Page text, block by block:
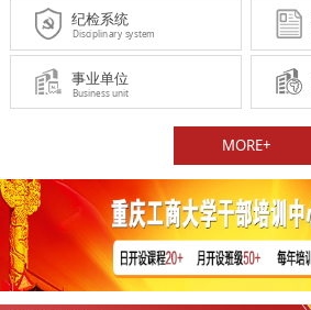
纪检系统
Disciplinary system
事业单位
Business unit
MORE+